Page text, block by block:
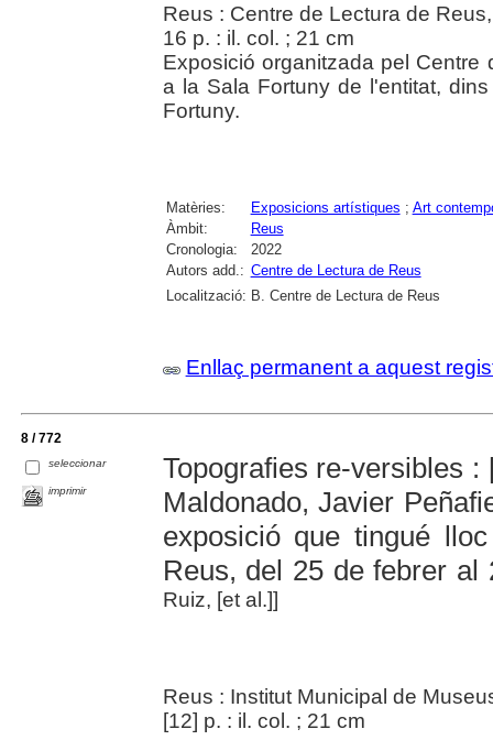
Reus : Centre de Lectura de
16 p. : il. col. ; 21 cm
Exposició organitzada pel
a la Sala Fortuny de l'entitat,
Fortuny.
Matèries: Exposicions artístiques ; Art
Àmbit:
Reus
Cronologia:
2022
Autors add.: Centre de Lectura de Reus
Localització: B. Centre de Lectura de Reus
Enllaç permanent a aquest
8 / 772
seleccionar
imprimir
Topografies re-versibles
Maldonado, Javier
exposició que tingué
Reus, del 25 de febrer al
Ruiz, [et al.]]
Reus : Institut Municipal de
[12] p. : il. col. ; 21 cm